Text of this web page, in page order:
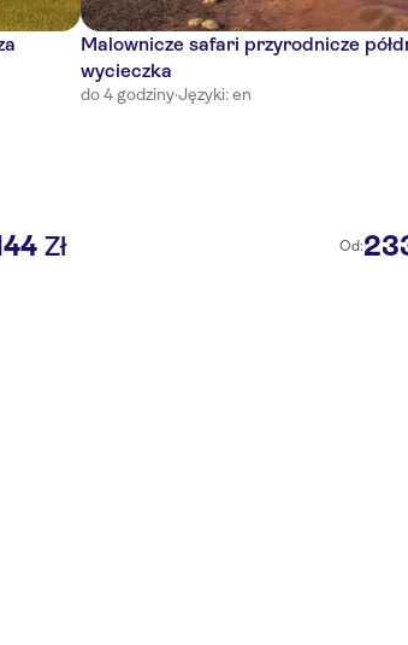
Zł
Malownicze safari przyrodnicze
wycieczka
do 4 godziny·Języki: en
Od: